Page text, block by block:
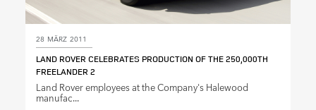
28 MÄRZ 2011
LAND ROVER CELEBRATES PRODUCTION OF THE 250,000TH
FREELANDER 2
Land Rover employees at the Company's Halewood
manufac...